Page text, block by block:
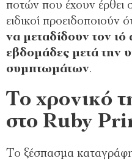
ποτών που έχουν έρθει
ειδικοί προειδοποιούν
να μεταδίδουν τον
εβδομάδες μετά την
συμπτωμάτων.
Το χρονικό
στο Ruby
Το ξέσπασμα